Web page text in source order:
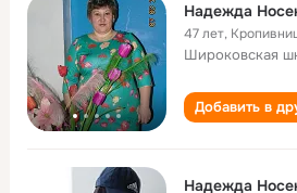
Надежда
47 лет,
Широковская
Добавить в
Надежда